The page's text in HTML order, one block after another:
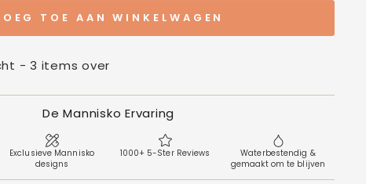
TOE AAN WINKELWAGEN
- 3 items over
De Mannisko Ervaring
Exclusieve Mannisko
designs
1000+ 5-Ster Reviews
Waterbestendig &
gemaakt om te blijven